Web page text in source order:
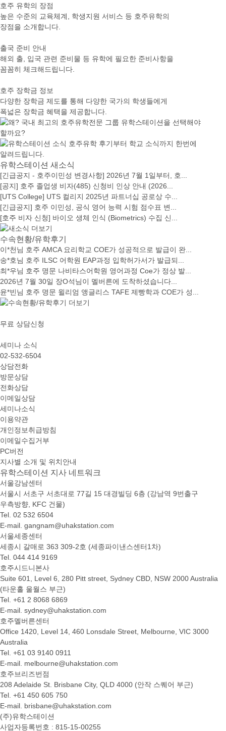
호주 유학의 장점
높은 수준의 교육체계, 학생지원 서비스 등 호주유학의
장점을 소개합니다.
출국 준비 안내
해외 출, 입국 관련 준비물 등 유학에 필요한 준비사항을
꼼꼼히 체크해드립니다.
호주 장학금 정보
다양한 장학금 제도를 통해 다양한 국가의 학생들에게
폭넓은 장학금 혜택을 제공합니다.
유학스테이션 새소식
[긴급공지 - 호주이민성 변경사항] 2026년 7월 1일부터, 호...
[공지] 호주 졸업생 비자(485) 신청비 인상 안내 (2026...
[UTS College] UTS 컬리지 2025년 파트너십 공로상 수...
[긴급공지] 호주 이민성, 공식 영어 능력 시험 점수표 변...
[호주 비자 신청] 바이오 생체 인식 (Biometrics) 수집 신...
수속현황/유학후기
이*천님 호주 AMCA 요리학교 COE가 성공적으로 발급이 완...
송*호님 호주 ILSC 어학원 EAP과정 입학허가서가 발급되...
최*우님 호주 명문 나비타스어학원 영어과정 Coe가 정상 발...
2026년 7월 30일 장O석님이 멜버른에 도착하셨습니다...
윤*빈님 호주 명문 윌리엄 앵글리스 TAFE 제빵학과 COE가 성...
무료 상담신청
세미나 소식
02-532-6504
상담전화
방문상담
전화상담
이메일상담
세미나소식
이용약관
개인정보취급방침
이메일수집거부
PC버전
지사별 소개 및 위치안내
유학스테이션 지사 네트워크
서울강남센터
서울시 서초구 서초대로 77길 15 대경빌딩 6층 (강남역 9번출구
우측방향, KFC 건물)
Tel. 02 532 6504
E-mail. gangnam@uhakstation.com
서울세종센터
세종시 갈매로 363 309-2호 (세종파이낸스센터1차)
Tel. 044 414 9169
호주시드니본사
Suite 601, Level 6, 280 Pitt street, Sydney CBD, NSW 2000 Australia
(타운홀 울월스 부근)
Tel. +61 2 8068 6869
E-mail. sydney@uhakstation.com
호주멜버른센터
Office 1420, Level 14, 460 Lonsdale Street, Melbourne, VIC 3000
Australia
Tel. +61 03 9140 0911
E-mail. melbourne@uhakstation.com
호주브리즈번점
208 Adelaide St. Brisbane City, QLD 4000 (안작 스퀘어 부근)
Tel. +61 450 605 750
E-mail. brisbane@uhakstation.com
(주)유학스테이션
사업자등록번호 : 815-15-00255